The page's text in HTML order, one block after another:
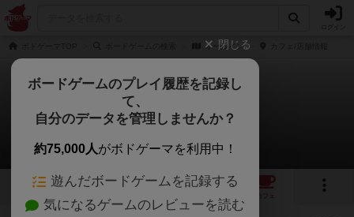
オールイン
オールイン
0店のカフェ/スペースが提供中
1 1
カフェ
閉じる
ボードゲームのプレイ履歴を記録し
て、
自分のデータを管理しませんか？
約75,000人がボドゲーマを利用中！
遊んだボードゲームを記録する
気になるゲームのレビューを読む